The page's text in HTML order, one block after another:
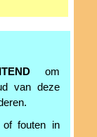
om
van deze
of fouten in